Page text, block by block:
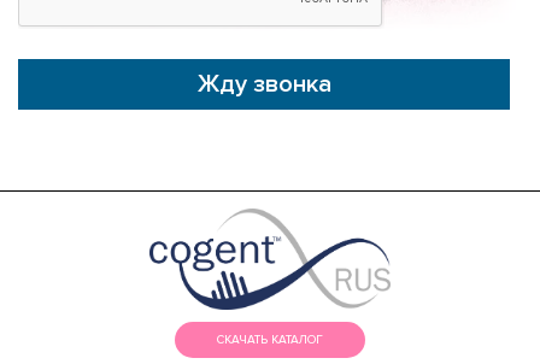
Жду звонка
СКАЧАТЬ КАТАЛОГ